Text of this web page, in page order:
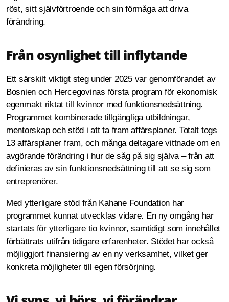
röst, sitt självförtroende och sin förmåga att driva
förändring.
Från osynlighet till inflytande
Ett särskilt viktigt steg under 2025 var genomförandet av
Bosnien och Hercegovinas första program för ekonomisk
egenmakt riktat till kvinnor med funktionsnedsättning.
Programmet kombinerade tillgängliga utbildningar,
mentorskap och stöd i att ta fram affärsplaner. Totalt togs
13 affärsplaner fram, och många deltagare vittnade om en
avgörande förändring i hur de såg på sig själva – från att
definieras av sin funktionsnedsättning till att se sig som
entreprenörer.
Med ytterligare stöd från Kahane Foundation har
programmet kunnat utvecklas vidare. En ny omgång har
startats för ytterligare tio kvinnor, samtidigt som innehållet
förbättrats utifrån tidigare erfarenheter. Stödet har också
möjliggjort finansiering av en ny verksamhet, vilket ger
konkreta möjligheter till egen försörjning.